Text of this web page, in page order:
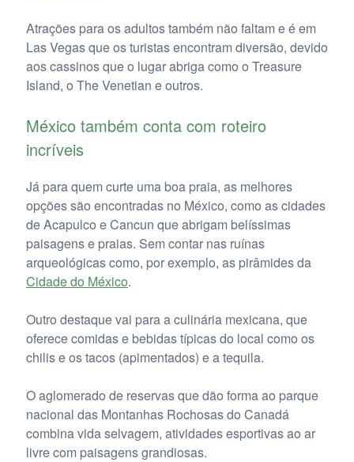
Atrações para os adultos também não faltam e é em
Las Vegas que os turistas encontram diversão, devido
aos cassinos que o lugar abriga como o Treasure
Island, o The Venetian e outros.
México também conta com roteiro
incríveis
Já para quem curte uma boa praia, as melhores
opções são encontradas no México, como as cidades
de Acapulco e Cancun que abrigam belíssimas
paisagens e praias. Sem contar nas ruínas
arqueológicas como, por exemplo, as pirâmides da
Cidade do México.
Outro destaque vai para a culinária mexicana, que
oferece comidas e bebidas típicas do local como os
chilis e os tacos (apimentados) e a tequila.
O aglomerado de reservas que dão forma ao parque
nacional das Montanhas Rochosas do Canadá
combina vida selvagem, atividades esportivas ao ar
livre com paisagens grandiosas.